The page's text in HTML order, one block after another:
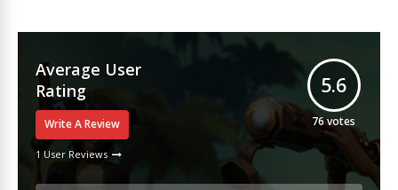
Average User
Rating
Write A Review
1 User Reviews
5.6
76votes